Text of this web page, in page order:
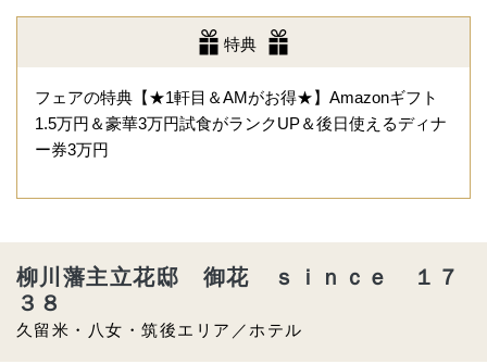
特典
フェアの特典【★1軒目＆AMがお得★】Amazonギフト
1.5万円＆豪華3万円試食がランクUP＆後日使えるディナ
ー券3万円
久留米・八女・筑後エリア／ホテル
柳川藩主立花邸 御花 ｓｉｎｃｅ １７
３８